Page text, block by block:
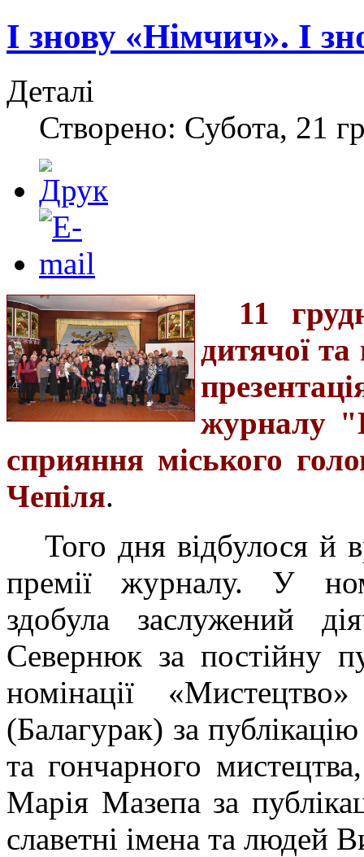
І знову «Німчич». І
Деталі
Створено: Субота, 21
11
дитячої та
журналу
сприяння міського
Чепіля.
Того дня відбулося й
премії журналу. У
здобула заслужений
Севернюк за постійну
номінації
(Балагурак) за
та гончарного
Марія Мазепа за
славетні імена та людей